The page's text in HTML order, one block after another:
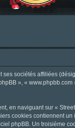
sociétés affiliées
», «
en naviguant sur «
cookies contiennent
phpBB. Un troisième